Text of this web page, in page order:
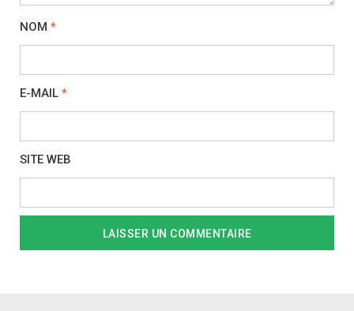
NOM *
E-MAIL *
SITE WEB